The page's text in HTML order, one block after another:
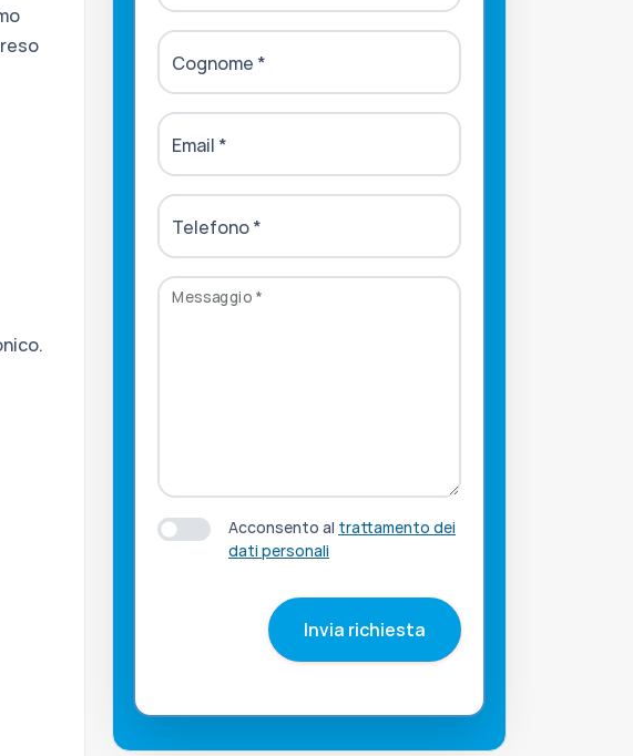
Cognome *
Email *
Telefono*
Messaggio *
Acconsento al trattamento dei
dati personali
Invia richiesta